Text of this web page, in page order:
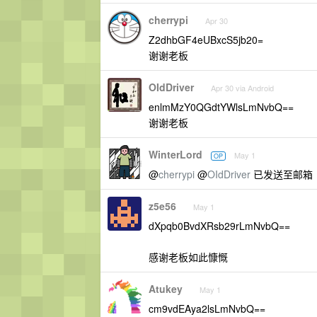
cherrypi Apr 30
Z2dhbGF4eUBxcS5jb20=
谢谢老板
OIdDriver Apr 30 via Android
enlmMzY0QGdtYWlsLmNvbQ==
谢谢老板
WinterLord OP May 1
@cherrypi @OIdDriver 已发送至邮箱
z5e56 May 1
dXpqb0BvdXRsb29rLmNvbQ==
感谢老板如此慷慨
Atukey May 1
cm9vdEAya2lsLmNvbQ==